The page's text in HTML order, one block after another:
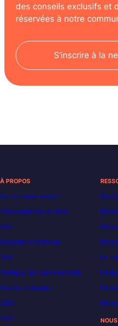
des conseils exclusifs et
réservées à notre
S’inscrire à la
À PROPOS
Qui sommes-nous ?
Financements et tarifs
Avis
Règlement intérieur
FAQ
Politique de confidentialité
Mentions légales
CGU
CGV
Le